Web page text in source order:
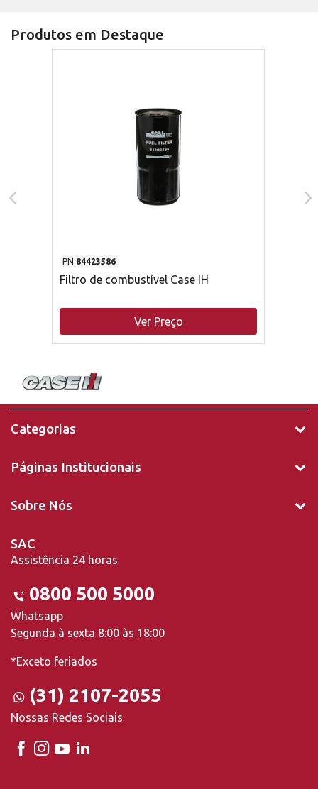
Produtos em Destaque
PN 84423586
Filtro de combustível Case IH
Ver Preço
Categorias
Páginas Institucionais
Sobre Nós
SAC
Assistência 24 horas
0800 500 5000
Whatsapp
Segunda à sexta 8:00 às 18:00
*Exceto feriados
(31) 2107-2055
Nossas Redes Sociais